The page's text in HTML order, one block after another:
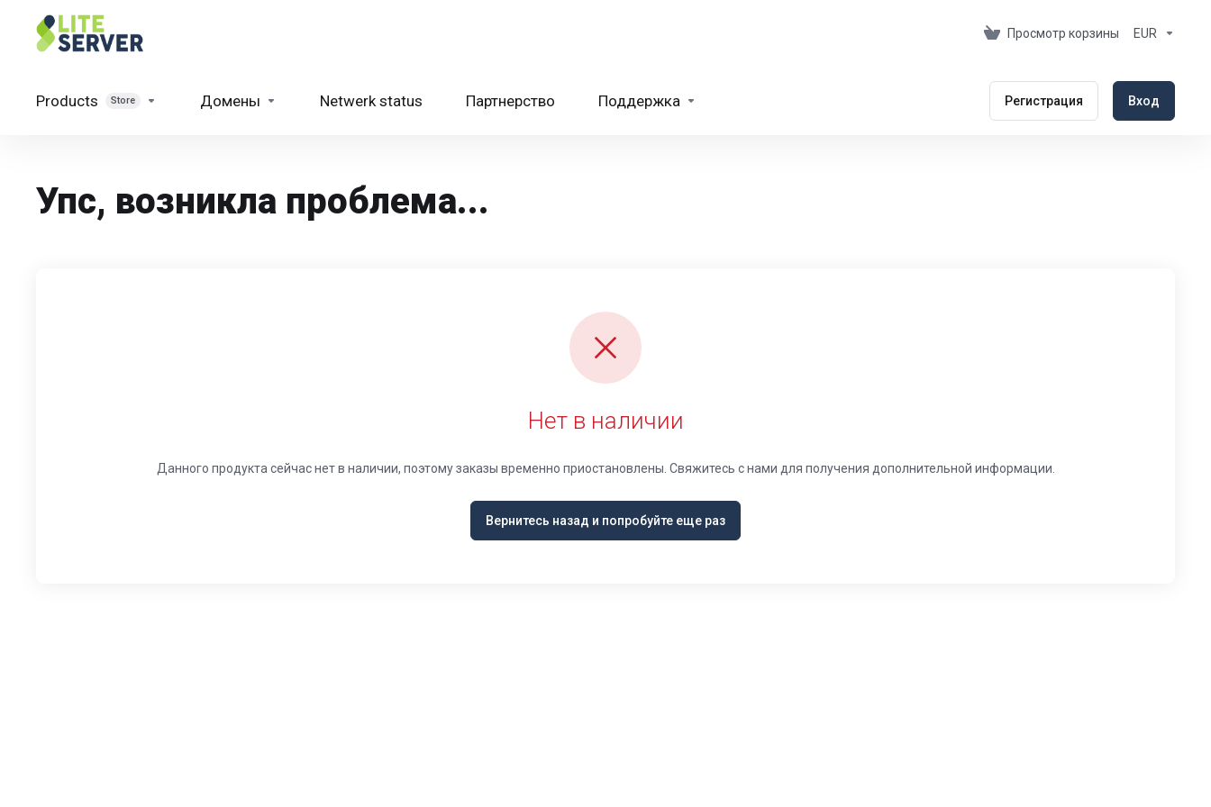
Просмотр корзины EUR
Products Store Домены Netwerk status Партнерство Поддержка Регистрация Вход
Упс, возникла проблема...
Нет в наличии
Данного продукта сейчас нет в наличии, поэтому заказы временно приостановлены. Свяжитесь с нами для получения дополнительной информации.
Вернитесь назад и попробуйте еще раз